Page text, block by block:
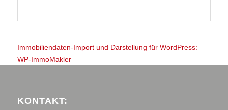
Immobiliendaten-Import und Darstellung für WordPress:
WP-ImmoMakler
KONTAKT: